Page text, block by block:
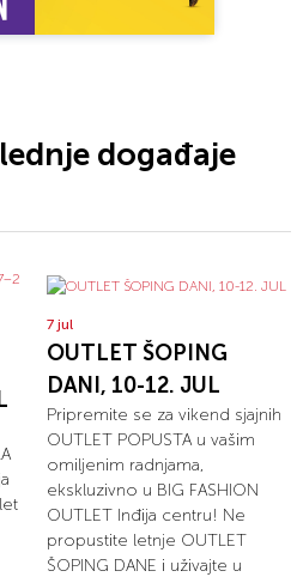
događaje
7 jul
OUTLET ŠOPING
DANI, 10-12. JUL
Pripremite se za vikend sjajnih
OUTLET POPUSTA u vašim
omiljenim radnjama,
ekskluzivno u BIG FASHION
OUTLET Inđija centru! Ne
propustite letnje OUTLET
ŠOPING DANE i uživajte u